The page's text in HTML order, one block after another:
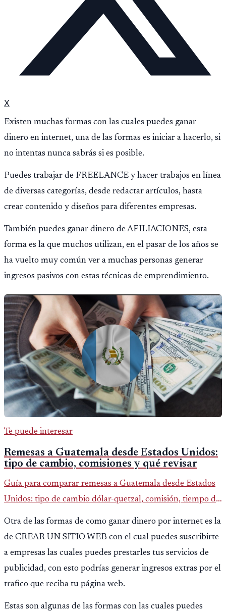
X
Existen muchas formas con las cuales puedes ganar
dinero en internet, una de las formas es iniciar a hacerlo, si
no intentas nunca sabrás si es posible.
Puedes trabajar de FREELANCE y hacer trabajos en línea
de diversas categorías, desde redactar artículos, hasta
crear contenido y diseños para diferentes empresas.
También puedes ganar dinero de AFILIACIONES, esta
forma es la que muchos utilizan, en el pasar de los años se
ha vuelto muy común ver a muchas personas generar
ingresos pasivos con estas técnicas de emprendimiento.
Te puede interesar
Remesas a Guatemala desde Estados Unidos:
tipo de cambio, comisiones y qué revisar
Guía para comparar remesas a Guatemala desde Estados
Unidos: tipo de cambio dólar-quetzal, comisión, tiempo de
entrega y errores que reducen el dinero recibido.
Otra de las formas de como ganar dinero por internet es la
de CREAR UN SITIO WEB con el cual puedes suscribirte
a empresas las cuales puedes prestarles tus servicios de
publicidad, con esto podrías generar ingresos extras por el
trafico que reciba tu página web.
Estas son algunas de las formas con las cuales puedes